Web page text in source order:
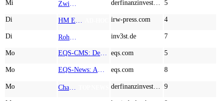
Mi 5
Di irw-press.com 4
Di inv3st.de 7
Mo eqs.com 5
Mo eqs.com 8
Mo 9